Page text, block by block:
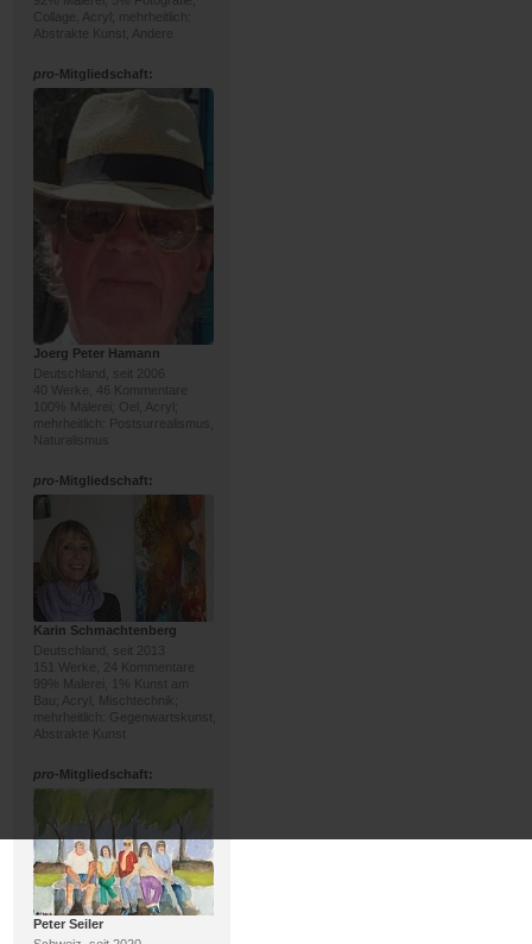
Collage, Acryl; mehrheitlich:
Abstrakte Kunst, Andere
pro-Mitgliedschaft:
Joerg Peter Hamann
Deutschland, seit 2006
40 Werke, 46 Kommentare
100% Malerei; Oel, Acryl;
mehrheitlich: Postsurrealismus,
Naturalismus
pro-Mitgliedschaft:
Karin Schmachtenberg
Deutschland, seit 2013
151 Werke, 24 Kommentare
99% Malerei, 1% Kunst am
Bau; Acryl, Mischtechnik;
mehrheitlich: Gegenwartskunst,
Abstrakte Kunst
pro-Mitgliedschaft:
Peter Seiler